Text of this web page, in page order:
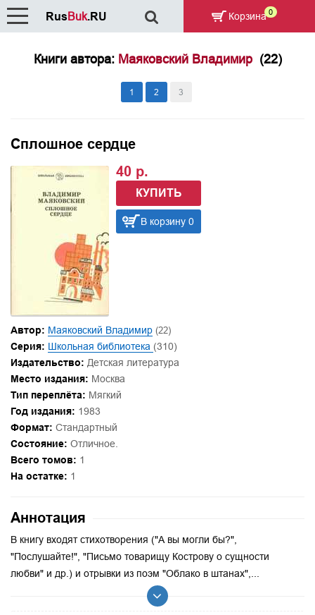
Книги автора: Маяковский Владимир (22)
1 2 3
Сплошное сердце
40 р.
КУПИТЬ
В корзину 0
Автор: Маяковский Владимир (22)
Серия: Школьная библиотека (310)
Издательство: Детская литература
Место издания: Москва
Тип переплёта: Мягкий
Год издания: 1983
Формат: Стандартный
Состояние: Отличное.
Всего томов: 1
На остатке: 1
Аннотация
В книгу входят стихотворения ("А вы могли бы?",
"Послушайте!", "Письмо товарищу Кострову о сущности
любви" и др.) и отрывки из поэм "Облако в штанах",...
RusBuk.RU Корзина 0